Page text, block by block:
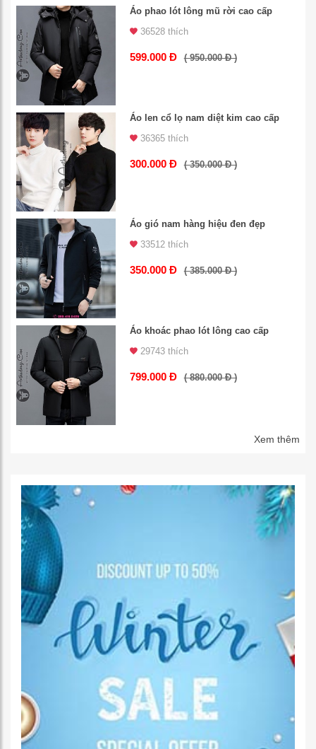
Áo phao lót lông mũ rời cao cấp
36528 thích
599.000 Đ ( 950.000 Đ )
Áo len cổ lọ nam diệt kim cao cấp
36365 thích
300.000 Đ ( 350.000 Đ )
Áo gió nam hàng hiệu đen đẹp
33512 thích
350.000 Đ ( 385.000 Đ )
Áo khoác phao lót lông cao cấp
29743 thích
799.000 Đ ( 880.000 Đ )
Xem thêm